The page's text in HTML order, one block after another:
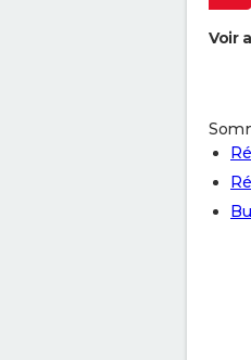
Voir